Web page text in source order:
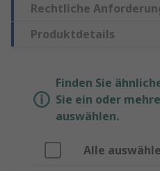
Rechtliche
Produktdetails
Finden Sie
Sie ein oder
auswählen.
Alle